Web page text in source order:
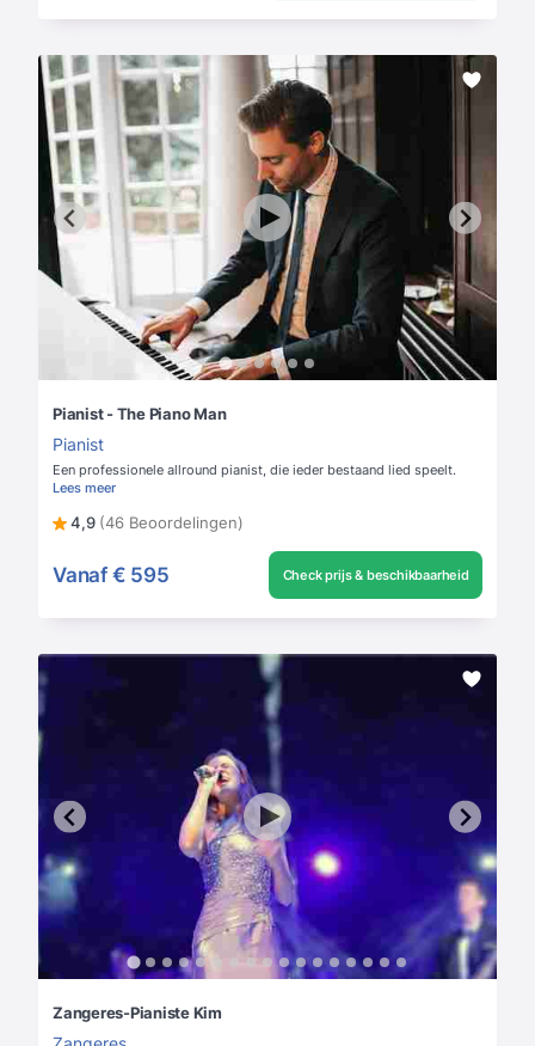
Pianist - The Piano Man
Pianist
Een professionele allround pianist, die ieder bestaand lied speelt.
Lees meer
4,9 (46 Beoordelingen)
Vanaf € 595 Check prijs & beschikbaarheid
Zangeres-Pianiste Kim